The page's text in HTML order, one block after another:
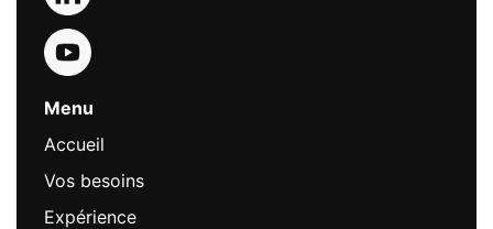
Menu
Accueil
Vos besoins
Expérience